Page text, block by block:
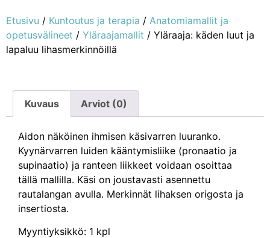
Etusivu / Kuntoutus ja terapia / Anatomiamallit ja
opetusvälineet / Yläraajamallit / Yläraaja: käden luut ja
lapaluu lihasmerkinnöillä
Kuvaus Arviot (0)
Aidon näköinen ihmisen käsivarren luuranko.
Kyynärvarren luiden kääntymisliike (pronaatio ja
supinaatio) ja ranteen liikkeet voidaan osoittaa
tällä mallilla. Käsi on joustavasti asennettu
rautalangan avulla. Merkinnät lihaksen origosta ja
insertiosta.
Myyntiyksikkö: 1 kpl